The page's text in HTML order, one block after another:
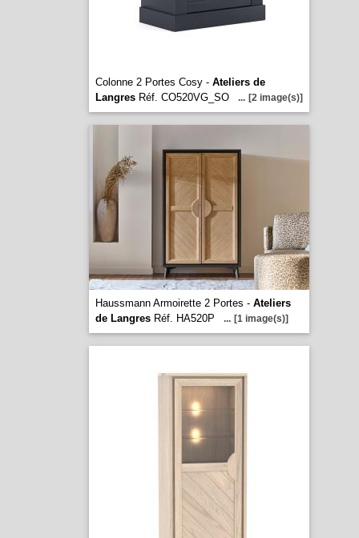
Colonne 2 Portes Cosy - Ateliers de
LangresRéf. CO520VG_SO ... [2 image(s)]
Haussmann Armoirette 2 Portes - Ateliers
de LangresRéf. HA520P ... [1 image(s)]